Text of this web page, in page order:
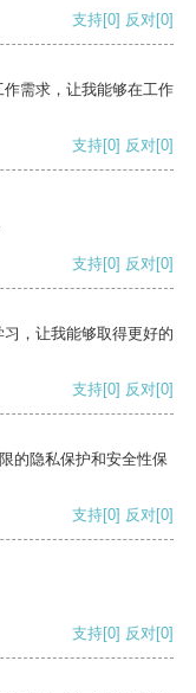
支持[0] 反对[0]
需求，让我能够在工作
支持[0] 反对[0]
支持[0] 反对[0]
，让我能够取得更好的
支持[0] 反对[0]
的隐私保护和安全性保
支持[0] 反对[0]
支持[0] 反对[0]